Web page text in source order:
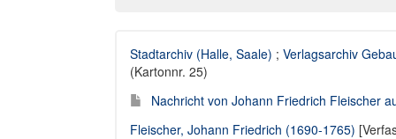
Stadtarchiv (Halle, Saale) ; Verlagsarchiv
(Kartonnr. 25)
Nachricht von Johann Friedrich Fleischer
Fleischer, Johann Friedrich (1690-1765)